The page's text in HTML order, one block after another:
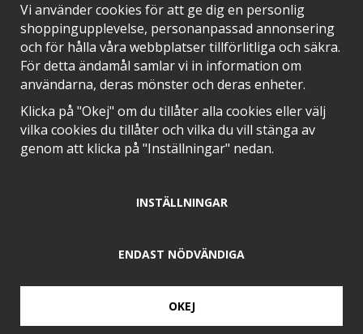
SNABB LEVERANS MED
EN DEL AV
Vi använder cookies för att ge dig en personlig
shoppingupplevelse, personanpassad annonsering
och för hålla våra webbplatser tillförlitliga och säkra.
För detta ändamål samlar vi in information om
användarna, deras mönster och deras enheter.
Klicka på "Okej" om du tillåter alla cookies eller välj
vilka cookies du tillåter och vilka du vill stänga av
genom att klicka på "Inställningar" nedan.
INSTÄLLNINGAR
ENDAST NÖDVÄNDIGA
OKEJ